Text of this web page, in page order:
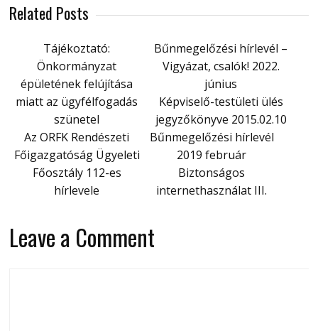
Related Posts
Tájékoztató:
Önkormányzat
épületének felújítása
miatt az ügyfélfogadás
szünetel
Bűnmegelőzési hírlevél –
Vigyázat, csalók! 2022.
június
Képviselő-testületi ülés
jegyzőkönyve 2015.02.10
Az ORFK Rendészeti
Főigazgatóság Ügyeleti
Főosztály 112-es
hírlevele
Bűnmegelőzési hírlevél
2019 február
Biztonságos
internethasználat III.
Leave a Comment